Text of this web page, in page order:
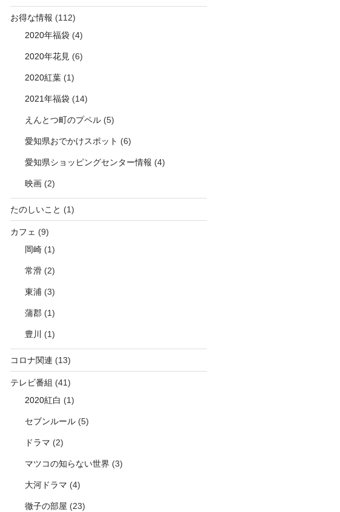
お得な情報 (112)
2020年福袋(4)
2020年花見(6)
2020紅葉(1)
2021年福袋(14)
えんとつ町のプペル(5)
愛知県おでかけスポット (6)
愛知県ショッピングセンター情報 (4)
映画(2)
たのしいこと (1)
カフェ (9)
岡崎(1)
常滑(2)
東浦 (3)
蒲郡(1)
豊川 (1)
コロナ関連 (13)
テレビ番組 (41)
2020紅白 (1)
セブンルール(5)
ドラマ (2)
マツコの知らない世界 (3)
大河ドラマ (4)
徹子の部屋 (23)